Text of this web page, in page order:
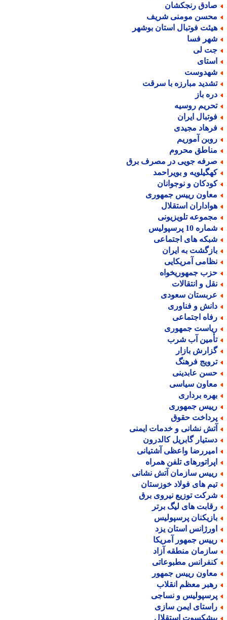
رنجکشان
مومنی شریف
فوتبال استان بوشهر
فسا
لی
مبارزه با سرقت
باز
روسیه
ایران
مجیدی
آموریم
محروم
جویی در مصرف برق
و بویراحمد
و نوجوانان
رییس جمهوری
استقلال
تلویزیونی
10 پرسپولیس
های اجتماعی
به ایران
آمریکایی
جمهوریخواه
و انتقالات
سعودی
و فناوری
اجتماعی
جمهوری
آب شرب
بازار
فرهنگ
عابدینی
سیاسی
برداری
جمهوری
حقوق
نشانی و خدمات ایمنی
گابریل کالدرون
واعظی آشتیانی
تلفن همراه
سازمان آتش نشانی
های فولاد خوزستان
توزیع نیروی برق
های لیگ برتر
پرسپولیس
استان یزد
جمهور آمریکا
منطقه آزاد
مطبوعاتی
رییس جمهور
معظم انقلاب
و نساجی
ایمن سازی
استقلال